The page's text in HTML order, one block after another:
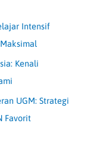
Intensif
Kenali
UGM: Strategi
Favorit